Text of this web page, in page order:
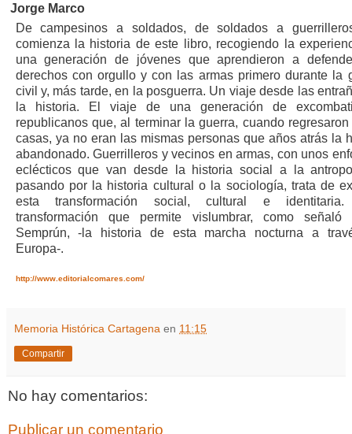
Jorge Marco
De campesinos a soldados, de soldados a
comienza la historia de este libro, recogiendo la
una generación de jóvenes que aprendieron a
derechos con orgullo y con las armas primero durante la
civil y, más tarde, en la posguerra. Un viaje desde las
la historia. El viaje de una generación de
republicanos que, al terminar la guerra, cuando
casas, ya no eran las mismas personas que años atrás la
abandonado. Guerrilleros y vecinos en armas, con unos
eclécticos que van desde la historia social a la
pasando por la historia cultural o la sociología, trata de
esta transformación social, cultural e
transformación que permite vislumbrar, como señaló
Semprún, -la historia de esta marcha nocturna a
Europa-.
http://www.editorialcomares.com/
Memoria Histórica Cartagena en 11:15
Compartir
No hay comentarios:
Publicar un comentario